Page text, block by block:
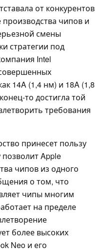
от конкурентов
чипов и
смены
стратегии под
Intel
14A (1,4 нм) и 18A (1,8
то достигла той
требования
принесет пользу
Apple
чипов из одного
о том, что
чипы многим
на пределе
более высоких
Neo и его